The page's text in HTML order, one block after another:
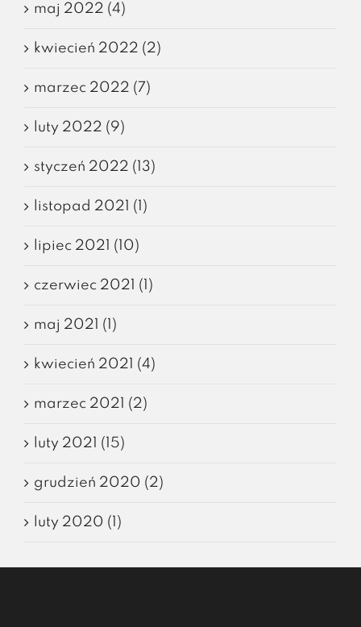
maj 2022 (4)
kwiecień 2022 (2)
marzec 2022 (7)
luty 2022 (9)
styczeń 2022 (13)
listopad 2021 (1)
lipiec 2021 (10)
czerwiec 2021 (1)
maj 2021 (1)
kwiecień 2021 (4)
marzec 2021 (2)
luty 2021 (15)
grudzień 2020 (2)
luty 2020 (1)